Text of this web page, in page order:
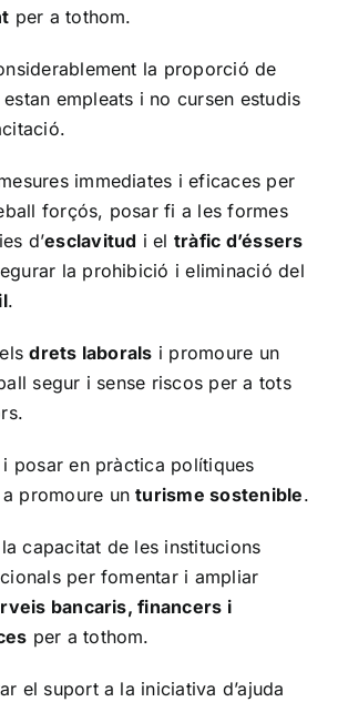
per a tothom.
la proporció de
empleats i no cursen estudis
immediates i eficaces per
forçós, posar fi a les formes
d’esclavitud i el tràfic d’éssers
la prohibició i eliminació del
.
drets laborals i promoure un
segur i sense riscos per a tots
posar en pràctica polítiques
a promoure unturisme sostenible.
capacitat de les institucions
per fomentar i ampliar
bancaris, financers i
per a tothom.
el suport a la iniciativa d’ajuda